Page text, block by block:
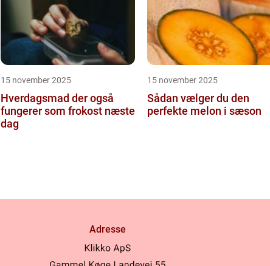
15 november 2025
Hverdagsmad der også
fungerer som frokost næste
dag
15 november 2025
Sådan vælger du den
perfekte melon i sæson
Adresse